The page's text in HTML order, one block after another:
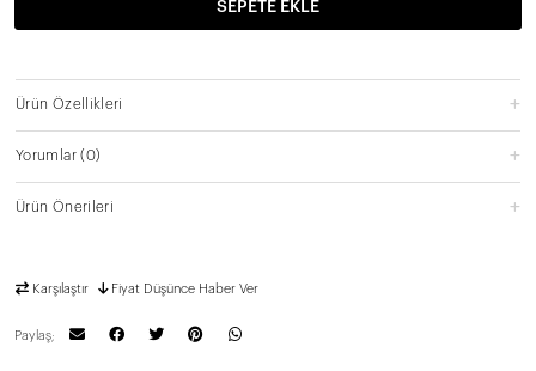
SEPETE EKLE
Ürün Özellikleri
Yorumlar(0)
Ürün Önerileri
Karşılaştır Fiyat Düşünce Haber Ver
Paylaş;